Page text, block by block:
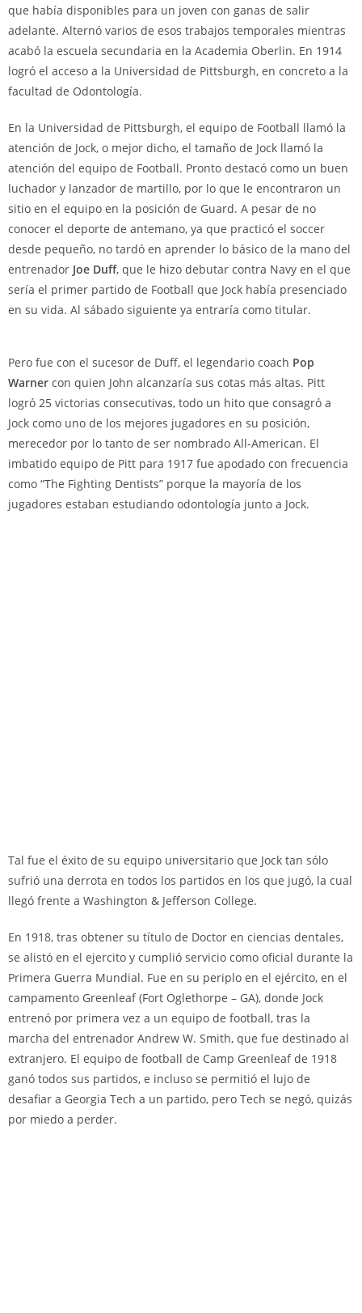
que había disponibles para un joven con ganas de salir
adelante. Alternó varios de esos trabajos temporales mientras
acabó la escuela secundaria en la Academia Oberlin. En 1914
logró el acceso a la Universidad de Pittsburgh, en concreto a la
facultad de Odontología.
En la Universidad de Pittsburgh, el equipo de Football llamó la
atención de Jock, o mejor dicho, el tamaño de Jock llamó la
atención del equipo de Football. Pronto destacó como un buen
luchador y lanzador de martillo, por lo que le encontraron un
sitio en el equipo en la posición de Guard. A pesar de no
conocer el deporte de antemano, ya que practicó el soccer
desde pequeño, no tardó en aprender lo básico de la mano del
entrenador Joe Duff, que le hizo debutar contra Navy en el que
sería el primer partido de Football que Jock había presenciado
en su vida. Al sábado siguiente ya entraría como titular.
Pero fue con el sucesor de Duff, el legendario coach Pop
Warner con quien John alcanzaría sus cotas más altas. Pitt
logró 25 victorias consecutivas, todo un hito que consagró a
Jock como uno de los mejores jugadores en su posición,
merecedor por lo tanto de ser nombrado All-American. El
imbatido equipo de Pitt para 1917 fue apodado con frecuencia
como “The Fighting Dentists” porque la mayoría de los
jugadores estaban estudiando odontología junto a Jock.
Tal fue el éxito de su equipo universitario que Jock tan sólo
sufrió una derrota en todos los partidos en los que jugó, la cual
llegó frente a Washington & Jefferson College.
En 1918, tras obtener su título de Doctor en ciencias dentales,
se alistó en el ejercito y cumplió servicio como oficial durante la
Primera Guerra Mundial. Fue en su periplo en el ejército, en el
campamento Greenleaf (Fort Oglethorpe – GA), donde Jock
entrenó por primera vez a un equipo de football, tras la
marcha del entrenador Andrew W. Smith, que fue destinado al
extranjero. El equipo de football de Camp Greenleaf de 1918
ganó todos sus partidos, e incluso se permitió el lujo de
desafiar a Georgia Tech a un partido, pero Tech se negó, quizás
por miedo a perder.